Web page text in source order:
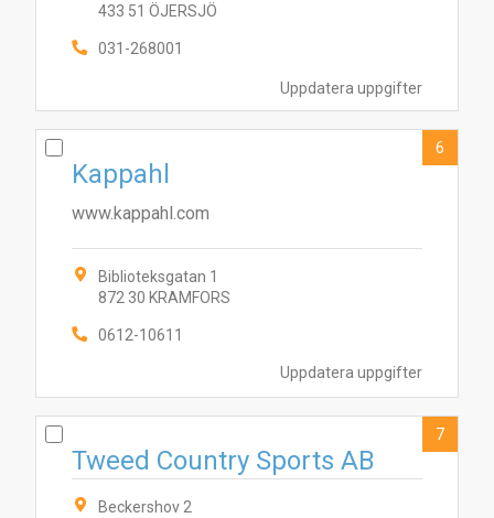
Uppdatera uppgifter
433 51 ÖJERSJÖ
031-268001
Uppdatera uppgifter
Kappahl
www.kappahl.com
Biblioteksgatan 1
872 30 KRAMFORS
0612-10611
6
Tweed Country Sports AB
Beckershov 2
7